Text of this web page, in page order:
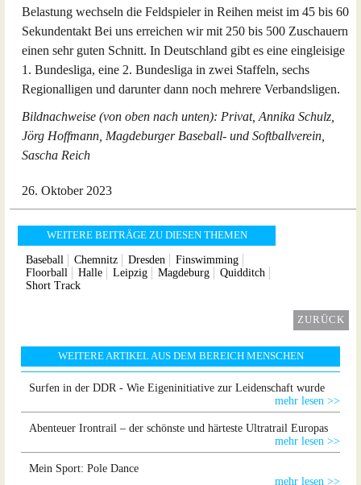
Belastung wechseln die Feldspieler in Reihen meist im 45 bis 60
Sekundentakt Bei uns erreichen wir mit 250 bis 500 Zuschauern
einen sehr guten Schnitt. In Deutschland gibt es eine eingleisige
1. Bundesliga, eine 2. Bundesliga in zwei Staffeln, sechs
Regionalligen und darunter dann noch mehrere Verbandsligen.
Bildnachweise (von oben nach unten): Privat, Annika Schulz,
Jörg Hoffmann, Magdeburger Baseball- und Softballverein,
Sascha Reich
26. Oktober 2023
WEITERE BEITRÄGE ZU DIESEN THEMEN
Baseball Chemnitz Dresden
Finswimming
Floorball
Halle Leipzig Magdeburg
Quidditch
Short Track
ZURÜCK
WEITERE ARTIKEL AUS DEM BEREICH MENSCHEN
Surfen in der DDR - Wie Eigeninitiative zur Leidenschaft wurde
mehr lesen >>
Abenteuer Irontrail – der schönste und härteste Ultratrail Europas
mehr lesen >>
Mein Sport: Pole Dance
mehr lesen >>